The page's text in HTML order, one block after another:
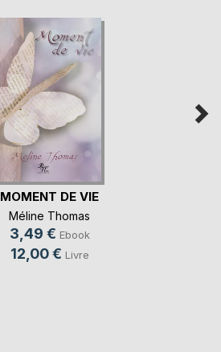
MOMENT DE VIE
Méline Thomas
3,49 € Ebook
12,00 € Livre